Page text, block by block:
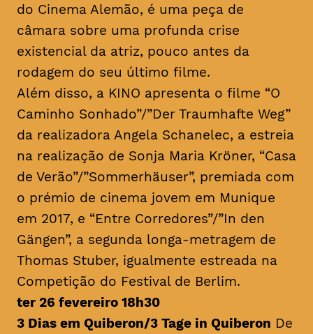
do Cinema Alemão, é uma peça de
câmara sobre uma profunda crise
existencial da atriz, pouco antes da
rodagem do seu último filme.
Além disso, a KINO apresenta o filme “O
Caminho Sonhado”/”Der Traumhafte Weg”
da realizadora Angela Schanelec, a estreia
na realização de Sonja Maria Kröner, “Casa
de Verão”/”Sommerhäuser”, premiada com
o prémio de cinema jovem em Munique
em 2017, e “Entre Corredores”/”In den
Gängen”, a segunda longa-metragem de
Thomas Stuber, igualmente estreada na
Competição do Festival de Berlim.
ter 26 fevereiro 18h30
3 Dias em Quiberon/3 Tage in Quiberon De